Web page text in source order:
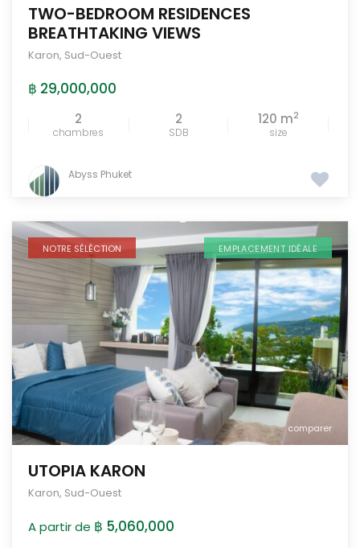
TWO-BEDROOM RESIDENCES
BREATHTAKING VIEWS
Karon, Sud-Ouest
฿ 29,000,000
2
chambres
2
SDB
120 m2
size
Abyss Phuket
comparer
NOTRE SÉLÉCTION EMPLACEMENT IDÉALE
UTOPIA KARON
Karon, Sud-Ouest
A partir de ฿ 5,060,000